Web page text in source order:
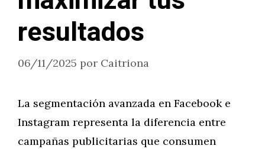
resultados
06/11/2025 por Caitriona
La segmentación avanzada en Facebook e
Instagram representa la diferencia entre
campañas publicitarias que consumen